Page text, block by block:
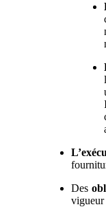
Des
vigueur